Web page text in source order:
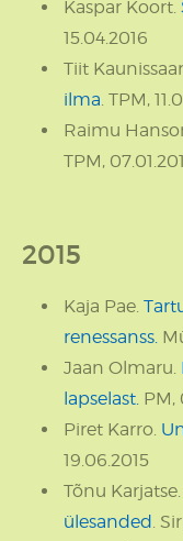
Kaspar Koort.
15.04.2016
Tiit
ilma. TPM,
Raimu
TPM,
2015
Kaja Pae.
renessanss.
Jaan Olmaru.
lapselast. PM,
Piret Karro.
19.06.2015
Tõnu Karjatse.
ülesanded.